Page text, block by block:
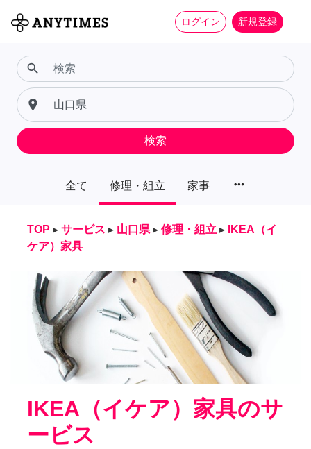
ログイン 新規登録
全て 修理・組立 家事 more_horiz
search
place
検索
TOP ▸ サービス ▸ 山口県 ▸ 修理・組立 ▸
IKEA（イ
ケア）家具
IKEA（イケア）家具のサ
ービス